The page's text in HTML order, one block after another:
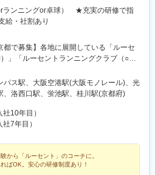
校へのチラシ配布
塾です。
親御さんとの接し方、教室運営の在り方
て習得いただきます。
スや専門スキルなどを学べる各種研修
ライフプラン研修
力を学ぶポジティブ心理学研修等もご
指導と学習計画が中心
ジメント」のハイブリッド職
営に集中できる環境
ランニングor卓球） ★充実の研修で指
給・社割あり
都で募集】各地に展開している「ルーセ
」「ルーセントランニングクラブ（○
クラブ（◆印）」で勤務いただきます。
す。■熊本 ：熊本県熊本市北区龍田5-
十余二348■○豊中 ：大阪府豊中市
守口 ：大阪府守口市佐太中町2丁
都市西京区川島六ノ坪町10-2 Taut阪
パス駅、大阪空港駅(大阪モノレール)、光
、洛西口駅、蛍池駅、桂川駅(京都府)
10年目）
7年目）
から「ルーセント」のコーチに。
ばOK。安心の研修制度あり！